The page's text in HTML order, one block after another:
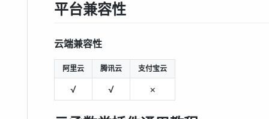
平台兼容性
云端兼容性
阿里云 腾讯云 支付宝云
√ √ ×